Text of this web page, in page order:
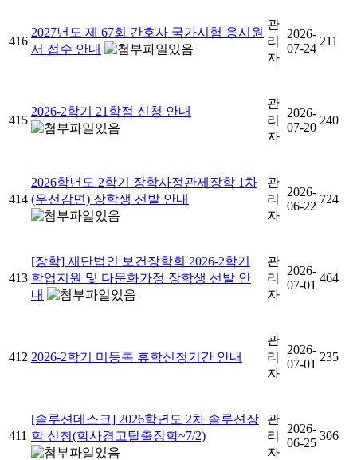
416
2027년도 제 67회 간호사 국가시험 응시원
서 접수 안내
관
리
자
2026-
07-24
211
415
2026-2학기 21학점 신청 안내
관
리
자
2026-
07-20
240
414
2026학년도 2학기 장학사정관제장학 1차
(우선감면) 장학생 선발 안내
관
리
자
2026-
06-22
724
413
[장학] 재단법인 보건장학회 2026-2학기
학업지원 및 다문화가정 장학생 선발 안
내
관
리
자
2026-
07-01
464
412 2026-2학기 미등록 휴학신청기간 안내
관
리
자
2026-
07-01
235
411
[솔루션데스크] 2026학년도 2차 솔루션장
학 신청(학사경고탈출장학~7/2)
관
리
자
2026-
06-25
306